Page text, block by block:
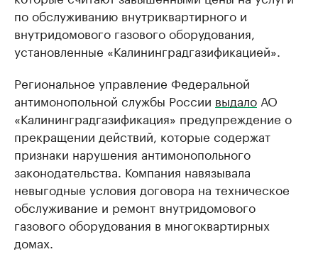
по обслуживанию внутриквартирного и
внутридомового газового оборудования,
установленные «Калининградгазификацией».
Региональное управление Федеральной
антимонопольной службы России выдало АО
«Калининградгазификация» предупреждение о
прекращении действий, которые содержат
признаки нарушения антимонопольного
законодательства. Компания навязывала
невыгодные условия договора на техническое
обслуживание и ремонт внутридомового
газового оборудования в многоквартирных
домах.